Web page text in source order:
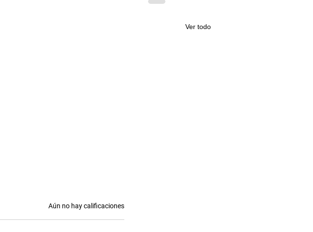
Ver todo
Obtuvo 0 de 5 estrellas.Aún no hay calificaciones